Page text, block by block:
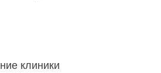
клиники